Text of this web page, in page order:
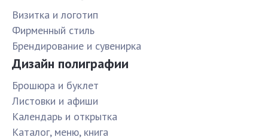
Визитка и логотип
Фирменный стиль
Брендирование и сувенирка
Дизайн полиграфии
Брошюра и буклет
Листовки и афиши
Календарь и открытка
Каталог, меню, книга